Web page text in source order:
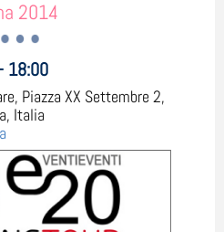
2014
18:00
Piazza XX Settembre 2,
Italia